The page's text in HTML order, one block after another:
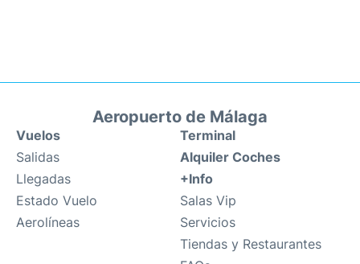
Aeropuerto de Málaga
Vuelos
Salidas
Llegadas
Estado Vuelo
Aerolíneas
Terminal
Alquiler Coches
+Info
Salas Vip
Servicios
Tiendas y Restaurantes